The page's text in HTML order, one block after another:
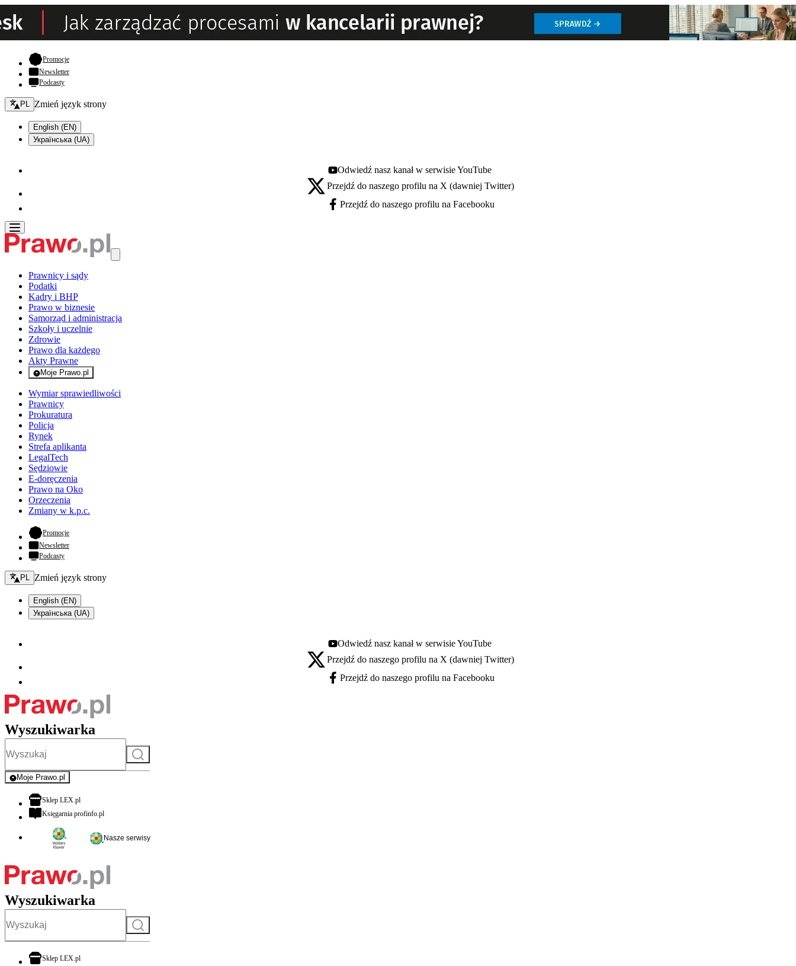
Promocje- otwiera się w nowej karcie
Newsletter
Podcasty
Zmień język - bieżący:
PL Zmień język strony
English (EN)
Українська (UA)
Youtube - otwiera się w nowej karcie
Odwiedź nasz kanał w serwisie YouTube
X - otwiera się w nowej karcie
Przejdź do naszego profilu na X (dawniej Twitter)
Facebook - otwiera się w nowej karcie
Przejdź do naszego profilu na Facebooku
Prawnicy i sądy
Podatki
Kadry i BHP
Prawo w biznesie
Samorząd i administracja
Szkoły i uczelnie
Zdrowie
Prawo dla każdego
Akty Prawne
Moje Prawo.pl
- rejestracja i logowanie do serwisu
Wymiar sprawiedliwości
Prawnicy
Prokuratura
Policja
Rynek
Strefa aplikanta
LegalTech
Sędziowie
E-doręczenia
Prawo na Oko
Orzeczenia
Zmiany w k.p.c.
Promocje- otwiera się w nowej karcie
Newsletter
Podcasty
Zmień język - bieżący:
PL Zmień język strony
English (EN)
Українська (UA)
Youtube - otwiera się w nowej karcie
Odwiedź nasz kanał w serwisie YouTube
X - otwiera się w nowej karcie
Przejdź do naszego profilu na X (dawniej Twitter)
Facebook - otwiera się w nowej karcie
Przejdź do naszego profilu na Facebooku
Wyszukiwarka
Szukaj
Moje Prawo.pl
- rejestracja i logowanie do serwisu
Sklep LEX.plotwiera się w nowej karcie
Księgarnia profinfo.plotwiera się w nowej karcie
Nasze serwisy
Wyszukiwarka
Szukaj
Sklep LEX.plotwiera się w nowej karcie